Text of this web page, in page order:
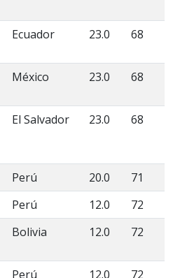
Ecuador 23.0 68
México 23.0 68
El Salvador 23.0 68
Perú 20.0
71
Perú 12.0
72
Bolivia 12.0 72
Perú 12.0
72